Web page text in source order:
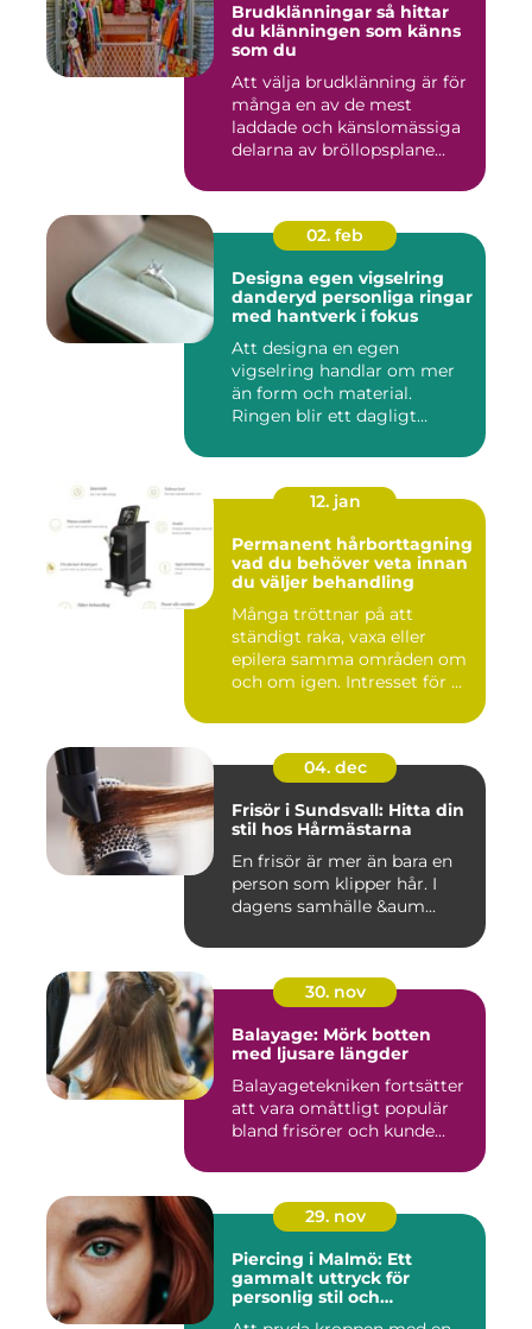
Brudklänningar så hittar
du klänningen som känns
som du
Att välja brudklänning är för
många en av de mest
laddade och känslomässiga
delarna av bröllopsplane...
02. feb
Designa egen vigselring
danderyd personliga ringar
med hantverk i fokus
Att designa en egen
vigselring handlar om mer
än form och material.
Ringen blir ett dagligt
12. jan
Permanent hårborttagning
vad du behöver veta innan
du väljer behandling
Många tröttnar på att
ständigt raka, vaxa eller
epilera samma områden om
och om igen. Intresset för ...
04. dec
Frisör i Sundsvall: Hitta din
stil hos Hårmästarna
En frisör är mer än bara en
person som klipper hår. I
dagens samhälle &aum...
30. nov
Balayage: Mörk botten
med ljusare längder
Balayagetekniken fortsätter
att vara omåttligt populär
bland frisörer och kunde...
29. nov
Piercing i Malmö: Ett
gammalt uttryck för
personlig stil och